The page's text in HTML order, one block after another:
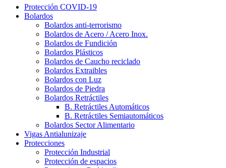
Protección COVID-19
Bolardos
Bolardos anti-terrorismo
Bolardos de Acero / Acero Inox.
Bolardos de Fundición
Bolardos Plásticos
Bolardos de Caucho reciclado
Bolardos Extraibles
Bolardos con Luz
Bolardos de Piedra
Bolardos Retráctiles
B. Retráctiles Automáticos
B. Retráctiles Semiautomáticos
Bolardos Sector Alimentario
Vigas Antialunizaje
Protecciones
Protección Industrial
Protección de espacios